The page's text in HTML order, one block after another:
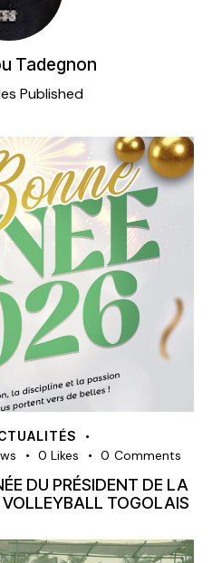
Tadegnon
Published
0 Likes 0 Comments
DU PRÉSIDENT DE LA
TOGOLAIS